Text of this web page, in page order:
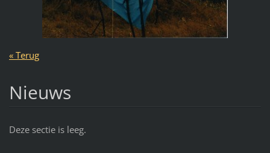
« Terug
Nieuws
Deze sectie is leeg.